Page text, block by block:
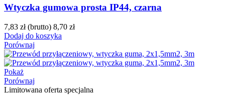
Wtyczka gumowa prosta IP44, czarna
7,83 zł (brutto) 8,70 zł
Dodaj do koszyka
Porównaj
Pokaż
Porównaj
Limitowana oferta specjalna